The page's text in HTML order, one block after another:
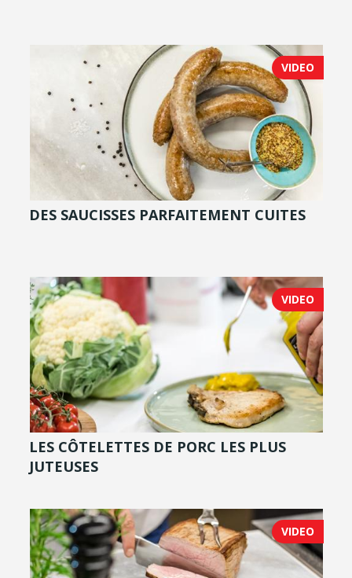
VIDEO
DES SAUCISSES PARFAITEMENT CUITES
VIDEO
LES CÔTELETTES DE PORC LES PLUS
JUTEUSES
VIDEO